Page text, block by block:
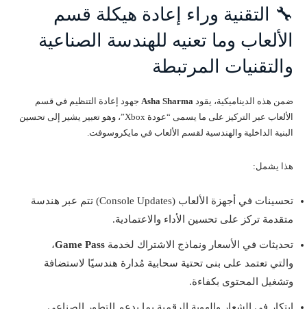
🔧 التقنية وراء إعادة هيكلة قسم
الألعاب وما تعنيه للهندسة الصناعية
والتقنيات المرتبطة
ضمن هذه الديناميكية، يقود Asha Sharma جهود إعادة التنظيم في قسم
الألعاب عبر التركيز على ما يسمى “عودة Xbox”، وهو تعبير يشير إلى تحسين
البنية الداخلية والهندسية لقسم الألعاب في مايكروسوفت.
هذا يشمل:
تحسينات في أجهزة الألعاب (Console Updates) تتم عبر هندسة
متقدمة تركز على تحسين الأداء والاعتمادية.
تحديثات في الأسعار ونماذج الاشتراك لخدمة Game Pass،
والتي تعتمد على بنى تحتية سحابية مُدارة هندسيًا لاستضافة
وتشغيل المحتوى بكفاءة.